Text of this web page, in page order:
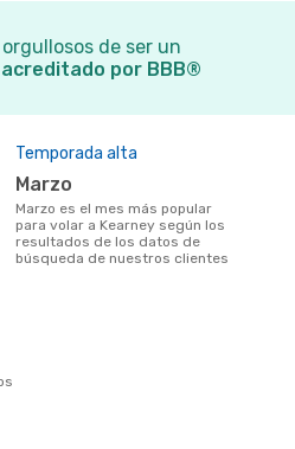
de ser un
por BBB®
Temporada alta
marzo
marzo es el mes más popular
para volar a Kearney según los
resultados de los datos de
búsqueda de nuestros clientes